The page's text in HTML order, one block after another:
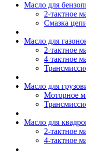
Масло для
2-тактное
Cмазка
Масло для
2-тактное
4-тактное
Масло для
Моторное
Масло для
2-тактное
4-тактное